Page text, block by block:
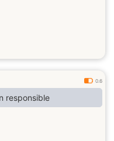
0.6
responsible